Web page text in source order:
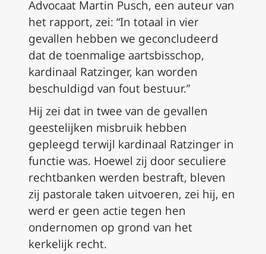
Advocaat Martin Pusch, een auteur van
het rapport, zei: “In totaal in vier
gevallen hebben we geconcludeerd
dat de toenmalige aartsbisschop,
kardinaal Ratzinger, kan worden
beschuldigd van fout bestuur.”
Hij zei dat in twee van de gevallen
geestelijken misbruik hebben
gepleegd terwijl kardinaal Ratzinger in
functie was. Hoewel zij door seculiere
rechtbanken werden bestraft, bleven
zij pastorale taken uitvoeren, zei hij, en
werd er geen actie tegen hen
ondernomen op grond van het
kerkelijk recht.